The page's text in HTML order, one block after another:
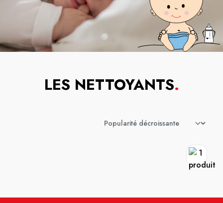
LES NETTOYANTS.